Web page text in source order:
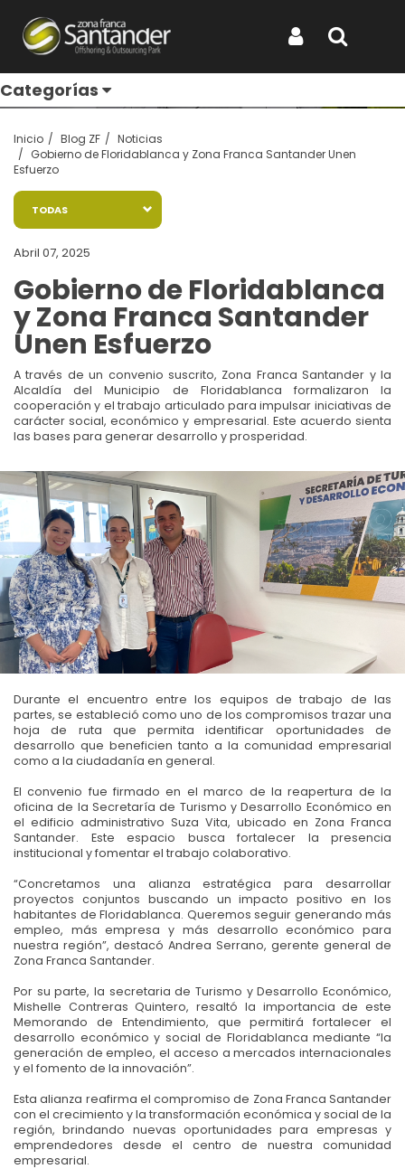
Categorías
Entérate de todo
Inicio Blog ZF
Noticias
Gobierno de Floridablanca y Zona Franca Santander Unen
Esfuerzo
TODAS
Abril 07, 2025
Gobierno de Floridablanca
y Zona Franca Santander
Unen Esfuerzo
A través de un convenio suscrito, Zona Franca Santander y la
Alcaldía del Municipio de Floridablanca formalizaron la
cooperación y el trabajo articulado para impulsar iniciativas de
carácter social, económico y empresarial. Este acuerdo sienta
las bases para generar desarrollo y prosperidad.
Durante el encuentro entre los equipos de trabajo de las
partes, se estableció como uno de los compromisos trazar una
hoja de ruta que permita identificar oportunidades de
desarrollo que beneficien tanto a la comunidad empresarial
como a la ciudadanía en general.
El convenio fue firmado en el marco de la reapertura de la
oficina de la Secretaría de Turismo y Desarrollo Económico en
el edificio administrativo Suza Vita, ubicado en Zona Franca
Santander. Este espacio busca fortalecer la presencia
institucional y fomentar el trabajo colaborativo.
“Concretamos una alianza estratégica para desarrollar
proyectos conjuntos buscando un impacto positivo en los
habitantes de Floridablanca. Queremos seguir generando más
empleo, más empresa y más desarrollo económico para
nuestra región”, destacó Andrea Serrano, gerente general de
Zona Franca Santander.
Por su parte, la secretaria de Turismo y Desarrollo Económico,
Mishelle Contreras Quintero, resaltó la importancia de este
Memorando de Entendimiento, que permitirá fortalecer el
desarrollo económico y social de Floridablanca mediante “la
generación de empleo, el acceso a mercados internacionales
y el fomento de la innovación”.
Esta alianza reafirma el compromiso de Zona Franca Santander
con el crecimiento y la transformación económica y social de la
región, brindando nuevas oportunidades para empresas y
emprendedores desde el centro de nuestra comunidad
empresarial.